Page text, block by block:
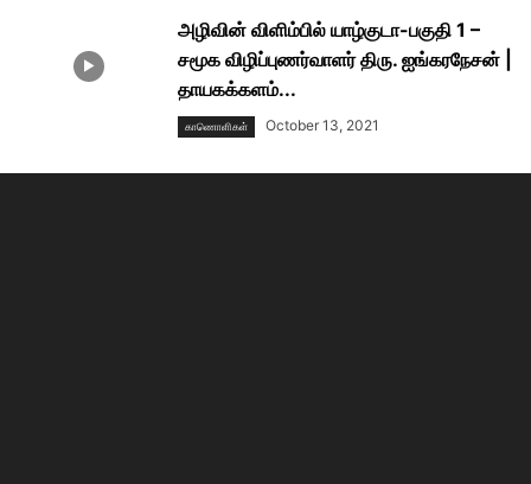
அழிவின் விளிம்பில் யாழ்குடா-பகுதி 1 –
சமூக விழிப்புணர்வாளர் திரு. ஐங்கரநேசன் |
தாயகக்களம்...
காணாெளிகள் October 13, 2021